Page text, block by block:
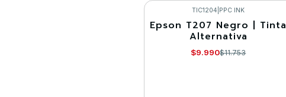
Comprar ahora
-15%
TIC1204 PPC INK
Epson T207 Negro | Tinta
Alternativa
$9.990$11.753